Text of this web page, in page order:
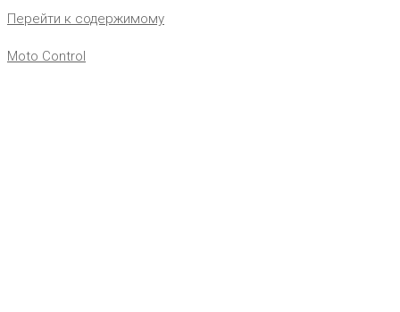
Перейти к содержимому
Moto Control